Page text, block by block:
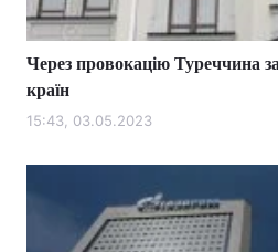
Головна
Україна
Економіка
Через провокацію Туреччина
країн
15:43, 03.05.2023